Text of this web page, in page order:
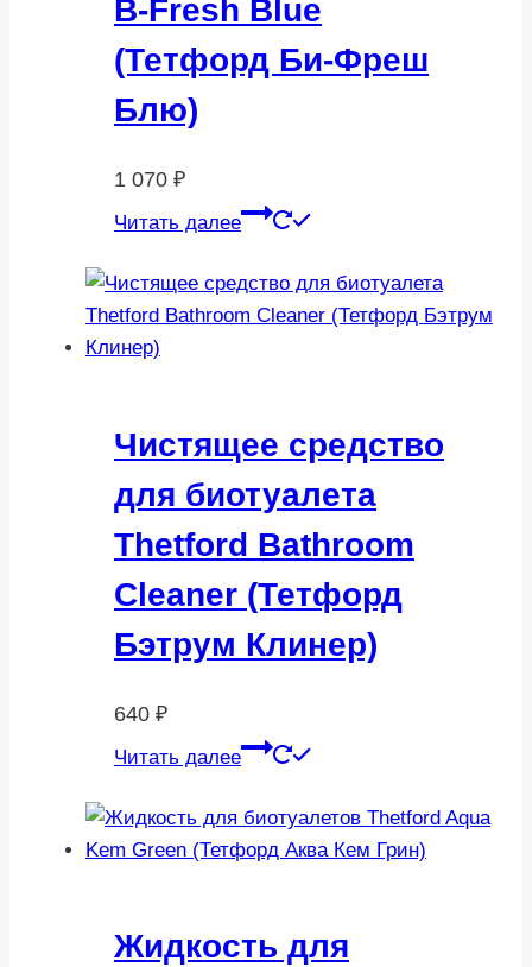
B-Fresh Blue
(Тетфорд Би-Фреш
Блю)
1 070 ₽
Читать далее
Чистящее средство
для биотуалета
Thetford Bathroom
Cleaner (Тетфорд
Бэтрум Клинер)
640 ₽
Читать далее
Жидкость для